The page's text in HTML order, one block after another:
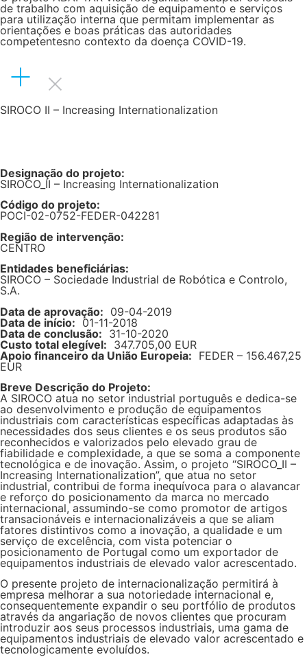
de trabalho com aquisição de equipamento e serviços
para utilização interna que permitam implementar as
orientações e boas práticas das autoridades
competentesno contexto da doença COVID-19.
SIROCO II – Increasing Internationalization
Designação do projeto:
SIROCO_II – Increasing Internationalization
Código do projeto:
POCI-02-0752-FEDER-042281
Região de intervenção:
CENTRO
Entidades beneficiárias:
SIROCO – Sociedade Industrial de Robótica e Controlo,
S.A.
Data de aprovação: 09-04-2019
Data de início: 01-11-2018
Data de conclusão: 31-10-2020
Custo total elegível: 347.705,00 EUR
Apoio financeiro da União Europeia: FEDER – 156.467,25
EUR
Breve Descrição do Projeto:
A SIROCO atua no setor industrial português e dedica-se
ao desenvolvimento e produção de equipamentos
industriais com características específicas adaptadas às
necessidades dos seus clientes e os seus produtos são
reconhecidos e valorizados pelo elevado grau de
fiabilidade e complexidade, a que se soma a componente
tecnológica e de inovação. Assim, o projeto “SIROCO_II –
Increasing Internationalization”, que atua no setor
industrial, contribui de forma inequívoca para o alavancar
e reforço do posicionamento da marca no mercado
internacional, assumindo-se como promotor de artigos
transacionáveis e internacionalizáveis a que se aliam
fatores distintivos como a inovação, a qualidade e um
serviço de excelência, com vista potenciar o
posicionamento de Portugal como um exportador de
equipamentos industriais de elevado valor acrescentado.
O presente projeto de internacionalização permitirá à
empresa melhorar a sua notoriedade internacional e,
consequentemente expandir o seu portfólio de produtos
através da angariação de novos clientes que procuram
introduzir aos seus processos industriais, uma gama de
equipamentos industriais de elevado valor acrescentado e
tecnologicamente evoluídos.